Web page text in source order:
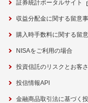
証券統計ポータルサイト
収益分配金に関する留意
購入時手数料に関する留
NISAをご利用の場合
投資信託のリスクとお客
投信情報API
金融商品取引法に基づく